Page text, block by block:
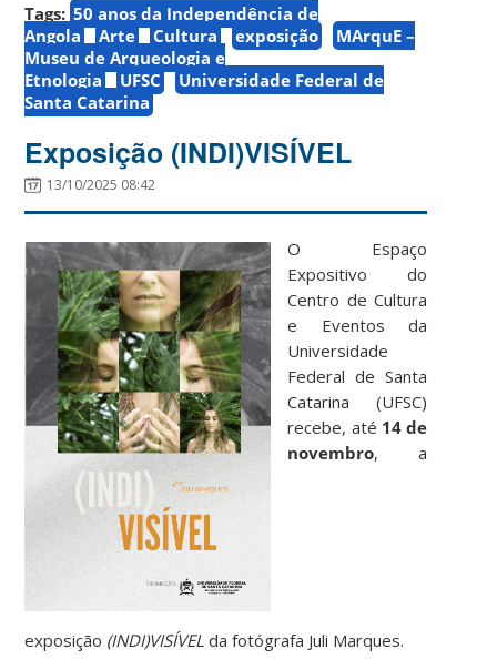
Tags: 50 anos da Independência de
Angola
Arte Cultura exposição
MArquE –
Museu de Arqueologia e
Etnologia
UFSC
Universidade Federal de
Santa Catarina
Exposição (INDI)VISÍVEL
13/10/2025 08:42
O Espaço
Expositivo do
Centro de Cultura
e Eventos da
Universidade
Federal de Santa
Catarina (UFSC)
recebe, até 14 de
novembro, a
exposição (INDI)VISÍVEL da fotógrafa Juli Marques.